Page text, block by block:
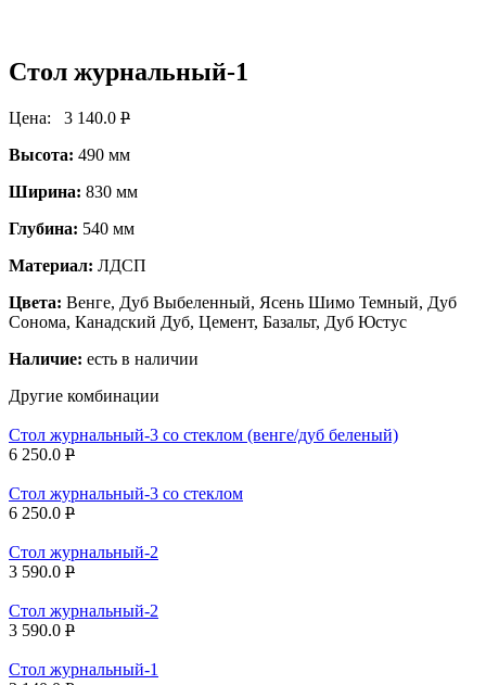
Стол журнальный-1
Цена: 3 140.0 P
Высота: 490 мм
Ширина: 830 мм
Глубина: 540 мм
Материал: ЛДСП
Цвета: Венге, Дуб Выбеленный, Ясень Шимо Темный, Дуб
Сонома, Канадский Дуб, Цемент, Базальт, Дуб Юстус
Наличие: есть в наличии
Другие комбинации
Стол журнальный-3 со стеклом (венге/дуб беленый)
6 250.0 P
Стол журнальный-3 со стеклом
6 250.0 P
Стол журнальный-2
3 590.0 P
Стол журнальный-2
3 590.0 P
Стол журнальный-1